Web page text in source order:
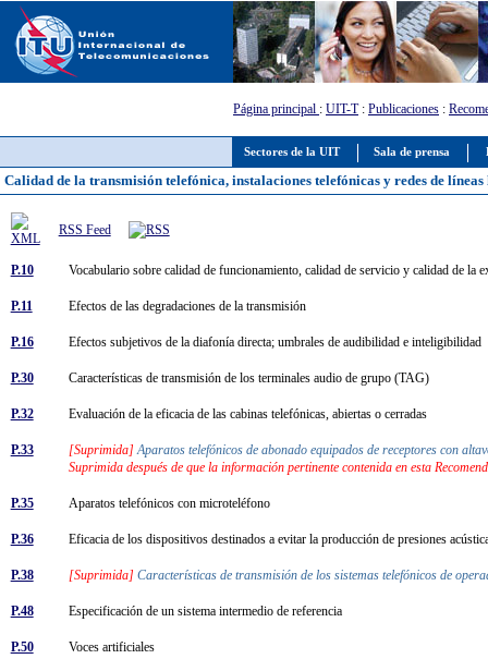
Sectores de la UIT Sala de prensa
Página principal : UIT-T: Publicaciones :
Calidad de la transmisión telefónica, instalaciones telefónicas y redes de líneas
RSS Feed
P.10 Vocabulario sobre calidad de funcionamiento, calidad de servicio y calidad de la
P.11 Efectos de las degradaciones de la transmisión
P.16 Efectos subjetivos de la diafonía directa; umbrales de audibilidad e inteligibilidad
P.30 Características de transmisión de los terminales audio de grupo (TAG)
P.32 Evaluación de la eficacia de las cabinas telefónicas, abiertas o cerradas
P.33 [Suprimida] Aparatos telefónicos de abonado equipados de receptores con
Suprimida después de que la información pertinente contenida en esta
P.35 Aparatos telefónicos con microteléfono
P.36 Eficacia de los dispositivos destinados a evitar la producción de presiones
P.38 [Suprimida] Características de transmisión de los sistemas telefónicos de
P.48 Especificación de un sistema intermedio de referencia
P.50 Voces artificiales